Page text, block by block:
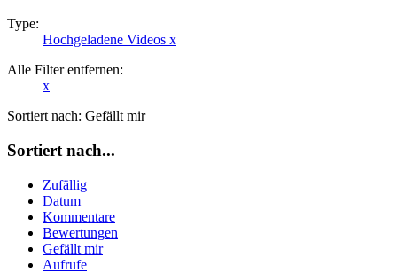
Type:
Hochgeladene Videos x
Alle Filter entfernen:
x
Sortiert nach: Gefällt mir
Sortiert nach...
Zufällig
Datum
Kommentare
Bewertungen
Gefällt mir
Aufrufe